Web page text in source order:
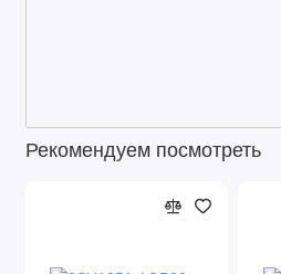
Рекомендуем посмотреть